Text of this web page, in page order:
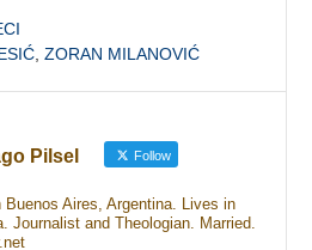
,ZORAN MILANOVIĆ
Pilsel Follow
Buenos Aires, Argentina. Lives in
Journalist and Theologian. Married.